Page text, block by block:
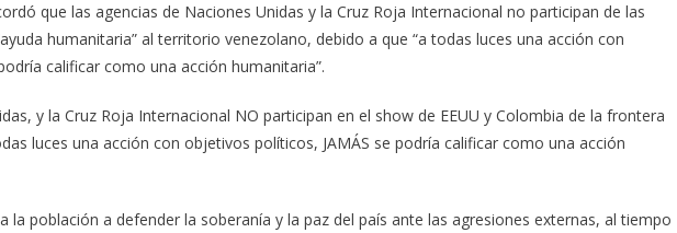
que las agencias de Naciones Unidas y la Cruz Roja Internacional no participan de las
humanitaria” al territorio venezolano, debido a que “a todas luces una acción con
calificar como una acción humanitaria”.
y la Cruz Roja Internacional NO participan en el show de EEUU y Colombia de la frontera
luces una acción con objetivos políticos, JAMÁS se podría calificar como una acción
la población a defender la soberanía y la paz del país ante las agresiones externas, al tiempo